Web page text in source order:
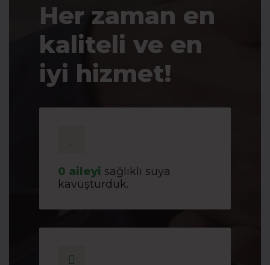
Her zaman en
kaliteli ve en
iyi hizmet!
0 aileyi sağlıklı suya
kavuşturduk.